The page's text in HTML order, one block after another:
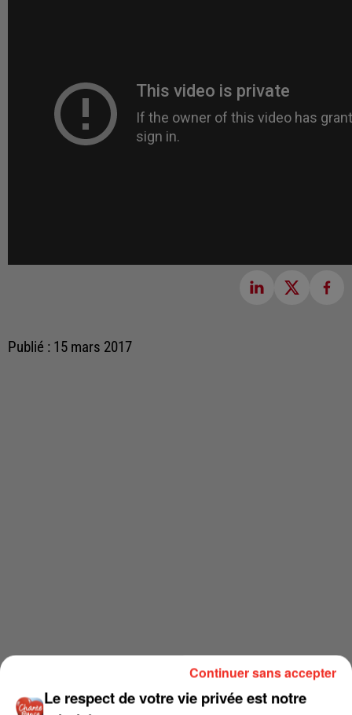
Publié : 15 mars 2017
Le respect de votre vie privée est notre
Continuer sans accepter